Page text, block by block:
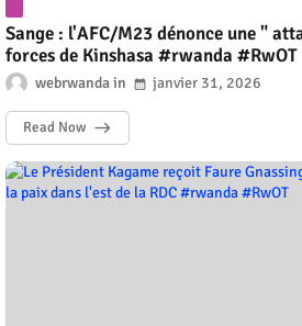
Sange : l'AFC/M23 dénonce une "
forces de Kinshasa #rwanda #RwOT
webrwanda janvier 31, 2026
Read Now